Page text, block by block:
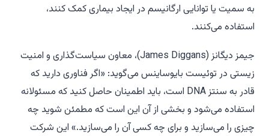
به سمیت یا توانایی ارگانیسم در ایجاد بیماری کمک کنند،
استفاده می‌کنند.
جیمز دیگانز (James Diggans)، معاون سیاست‌گذاری و امنیت
زیستی در توئیست بایوساینس می‌گوید: «اگر فناوری دارید که
قادر به سنتز DNA است، باید اطمینان حاصل کنید که مسئولانه
استفاده می‌شود و بخشی از آن این است که مطمئن شوید چه
چیزی را می‌سازید و برای چه کسی آن را می‌سازید.» این شرکت